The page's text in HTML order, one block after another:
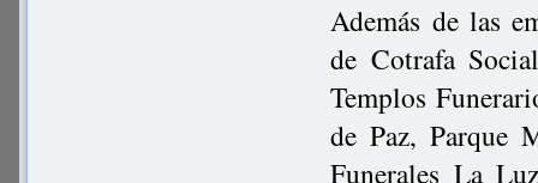
Además de las
de Cotrafa
Templos
de Paz, Parque
Funerales La